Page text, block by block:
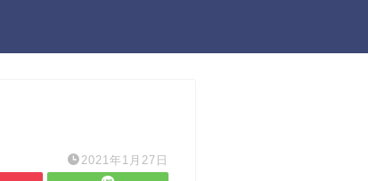
2021年1月27日